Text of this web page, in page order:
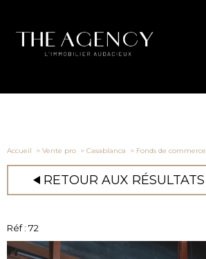
Accueil Vente pro Casablanca Fonds de commerce
RETOUR AUX RÉSULTATS
Réf : 72